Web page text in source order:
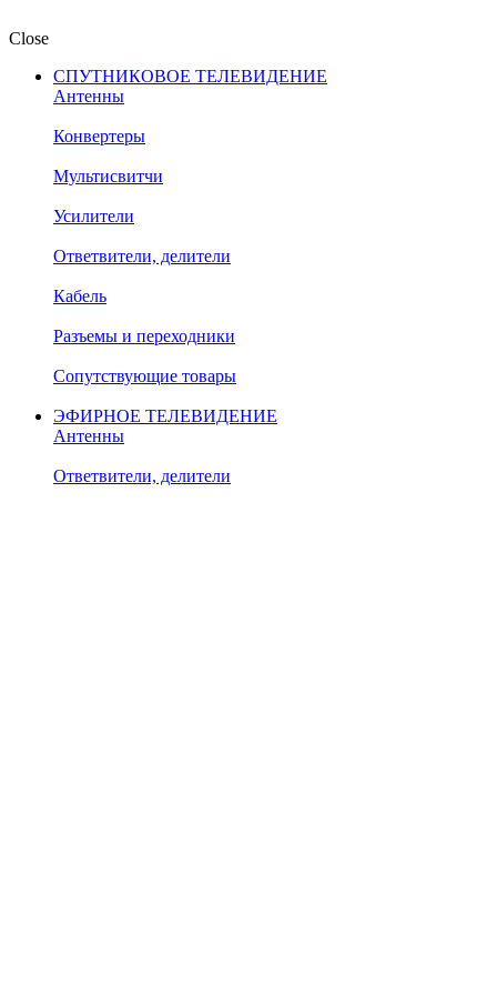
Close
СПУТНИКОВОЕ ТЕЛЕВИДЕНИЕ
Антенны
Конвертеры
Мультисвитчи
Усилители
Ответвители, делители
Кабель
Разъемы и переходники
Сопутствующие товары
ЭФИРНОЕ ТЕЛЕВИДЕНИЕ
Антенны
Ответвители, делители